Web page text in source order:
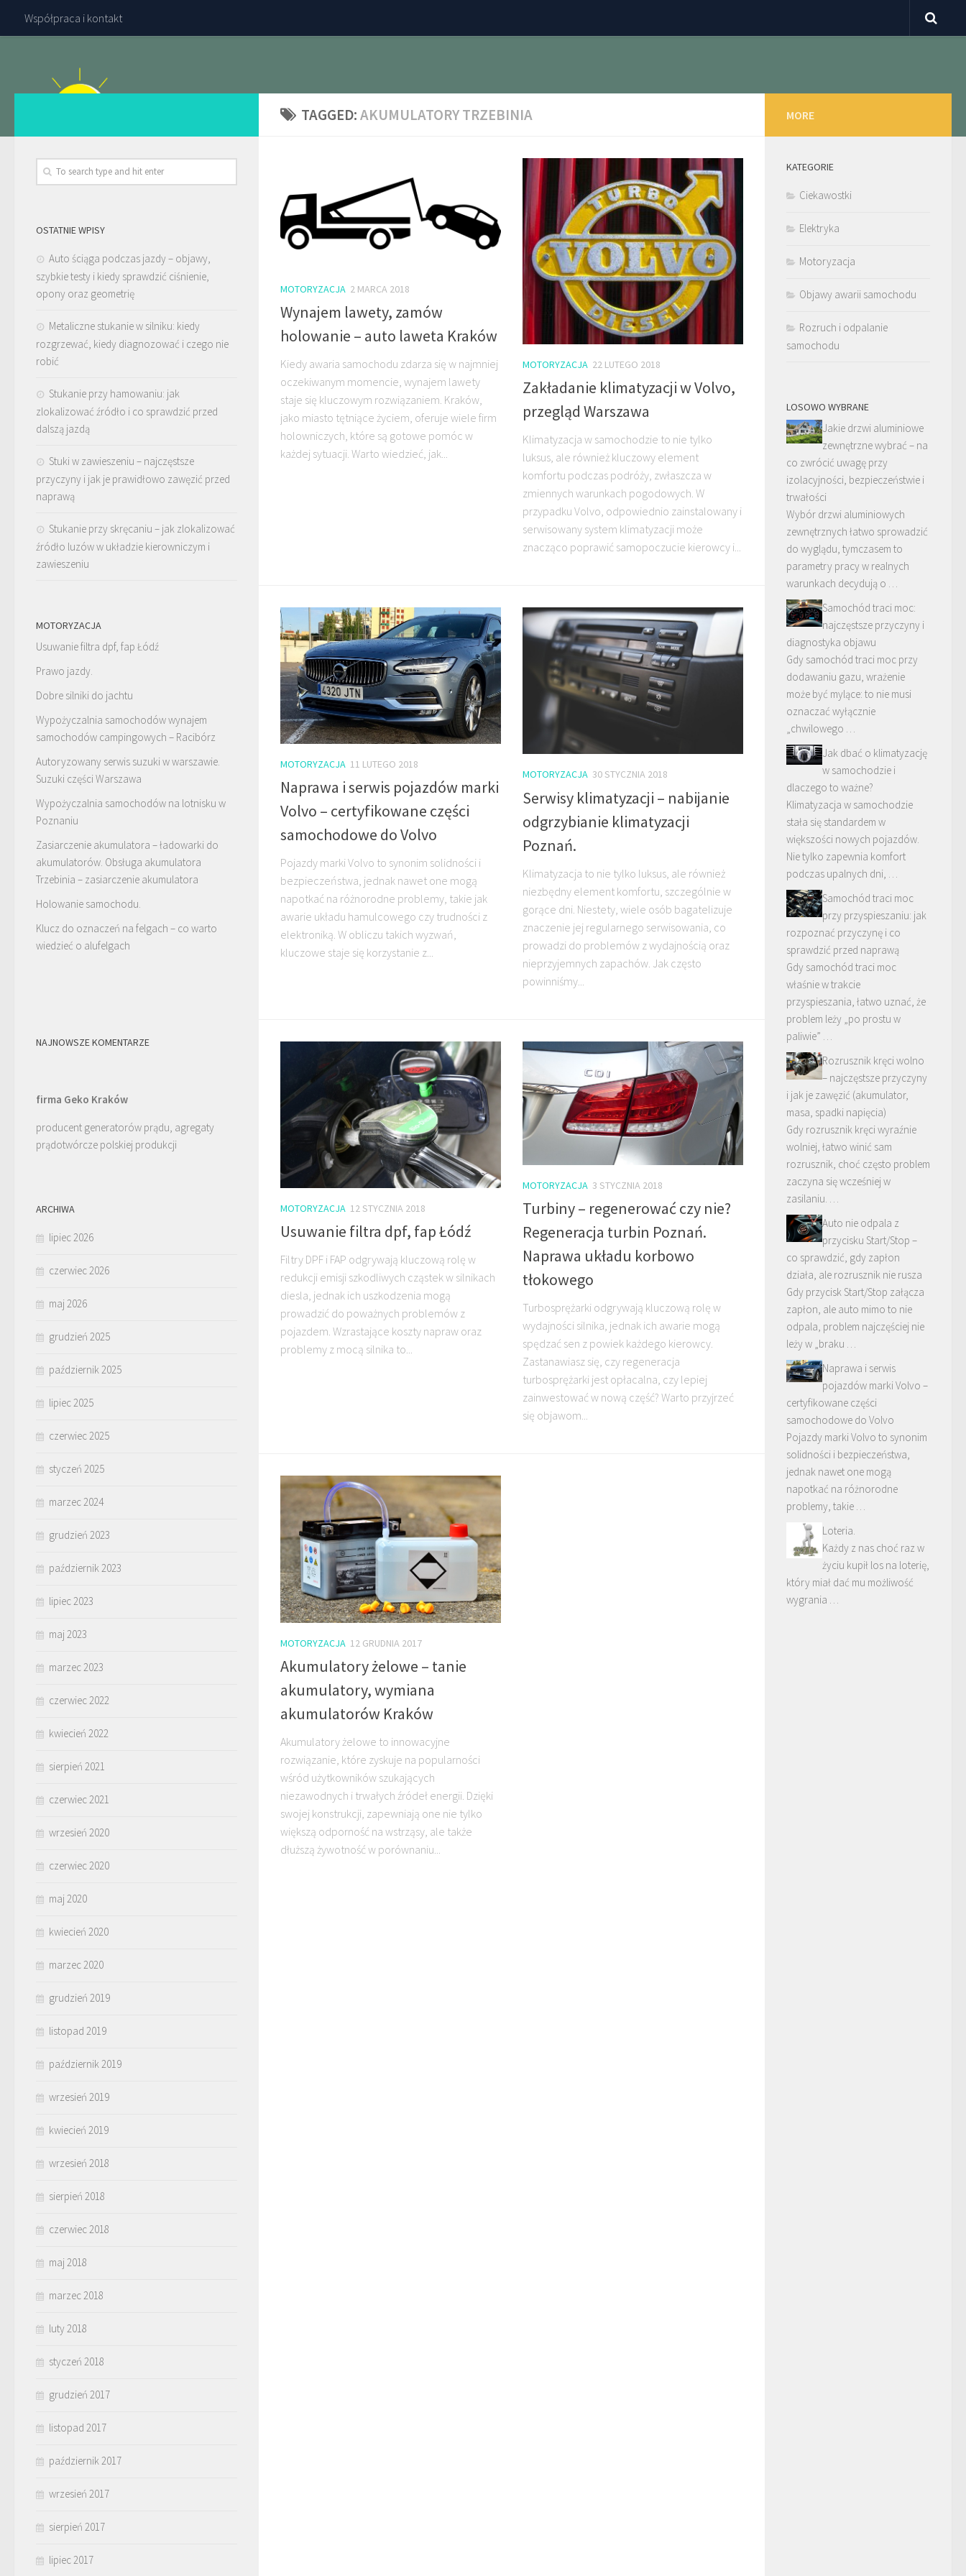
Współpraca i kontakt
TAGGED:AKUMULATORY TRZEBINIA
MOTORYZACJA 2 MARCA 2018
Wynajem lawety, zamów
holowanie – auto laweta Kraków
Kiedy awaria samochodu zdarza się w najmniej
oczekiwanym momencie, wynajem lawety
staje się kluczowym rozwiązaniem. Kraków,
jako miasto tętniące życiem, oferuje wiele firm
holowniczych, które są gotowe pomóc w
każdej sytuacji. Warto wiedzieć, jak...
MOTORYZACJA 22 LUTEGO 2018
Zakładanie klimatyzacji w Volvo,
przegląd Warszawa
Klimatyzacja w samochodzie to nie tylko
luksus, ale również kluczowy element
komfortu podczas podróży, zwłaszcza w
zmiennych warunkach pogodowych. W
przypadku Volvo, odpowiednio zainstalowany i
serwisowany system klimatyzacji może
znacząco poprawić samopoczucie kierowcy i...
MOTORYZACJA 11 LUTEGO 2018
Naprawa i serwis pojazdów marki
Volvo – certyfikowane części
samochodowe do Volvo
Pojazdy marki Volvo to synonim solidności i
bezpieczeństwa, jednak nawet one mogą
napotkać na różnorodne problemy, takie jak
awarie układu hamulcowego czy trudności z
elektroniką. W obliczu takich wyzwań,
kluczowe staje się korzystanie z...
MOTORYZACJA 30 STYCZNIA 2018
Serwisy klimatyzacji – nabijanie
odgrzybianie klimatyzacji
Poznań.
Klimatyzacja to nie tylko luksus, ale również
niezbędny element komfortu, szczególnie w
gorące dni. Niestety, wiele osób bagatelizuje
znaczenie jej regularnego serwisowania, co
prowadzi do problemów z wydajnością oraz
nieprzyjemnych zapachów. Jak często
powinniśmy...
MOTORYZACJA 12 STYCZNIA 2018
Usuwanie filtra dpf, fap Łódź
Filtry DPF i FAP odgrywają kluczową rolę w
redukcji emisji szkodliwych cząstek w silnikach
diesla, jednak ich uszkodzenia mogą
prowadzić do poważnych problemów z
pojazdem. Wzrastające koszty napraw oraz
problemy z mocą silnika to...
MOTORYZACJA 3 STYCZNIA 2018
Turbiny – regenerować czy nie?
Regeneracja turbin Poznań.
Naprawa układu korbowo
tłokowego
Turbosprężarki odgrywają kluczową rolę w
wydajności silnika, jednak ich awarie mogą
spędzać sen z powiek każdego kierowcy.
Zastanawiasz się, czy regeneracja
turbosprężarki jest opłacalna, czy lepiej
zainwestować w nową część? Warto przyjrzeć
się objawom...
MOTORYZACJA 12 GRUDNIA 2017
Akumulatory żelowe – tanie
akumulatory, wymiana
akumulatorów Kraków
Akumulatory żelowe to innowacyjne
rozwiązanie, które zyskuje na popularności
wśród użytkowników szukających
niezawodnych i trwałych źródeł energii. Dzięki
swojej konstrukcji, zapewniają one nie tylko
większą odporność na wstrząsy, ale także
dłuższą żywotność w porównaniu...
OSTATNIE WPISY
Auto ściąga podczas jazdy – objawy,
szybkie testy i kiedy sprawdzić ciśnienie,
opony oraz geometrię
Metaliczne stukanie w silniku: kiedy
rozgrzewać, kiedy diagnozować i czego nie
robić
Stukanie przy hamowaniu: jak
zlokalizować źródło i co sprawdzić przed
dalszą jazdą
Stuki w zawieszeniu – najczęstsze
przyczyny i jak je prawidłowo zawęzić przed
naprawą
Stukanie przy skręcaniu – jak zlokalizować
źródło luzów w układzie kierowniczym i
zawieszeniu
MOTORYZACJA
Usuwanie filtra dpf, fap Łódź
Prawo jazdy.
Dobre silniki do jachtu
Wypożyczalnia samochodów wynajem
samochodów campingowych – Racibórz
Autoryzowany serwis suzuki w warszawie.
Suzuki części Warszawa
Wypożyczalnia samochodów na lotnisku w
Poznaniu
Zasiarczenie akumulatora – ładowarki do
akumulatorów. Obsługa akumulatora
Trzebinia – zasiarczenie akumulatora
Holowanie samochodu.
Klucz do oznaczeń na felgach – co warto
wiedzieć o alufelgach
NAJNOWSZE KOMENTARZE
firma Geko Kraków
producent generatorów prądu, agregaty
prądotwórcze polskiej produkcji
ARCHIWA
lipiec 2026
czerwiec 2026
maj 2026
grudzień 2025
październik 2025
lipiec 2025
czerwiec 2025
styczeń 2025
marzec 2024
grudzień 2023
październik 2023
lipiec 2023
maj 2023
marzec 2023
czerwiec 2022
kwiecień 2022
sierpień 2021
czerwiec 2021
wrzesień 2020
czerwiec 2020
maj 2020
kwiecień 2020
marzec 2020
grudzień 2019
listopad 2019
październik 2019
wrzesień 2019
kwiecień 2019
wrzesień 2018
sierpień 2018
czerwiec 2018
maj 2018
marzec 2018
luty 2018
styczeń 2018
grudzień 2017
listopad 2017
październik 2017
wrzesień 2017
sierpień 2017
lipiec 2017
MORE
KATEGORIE
Ciekawostki
Elektryka
Motoryzacja
Objawy awarii samochodu
Rozruch i odpalanie
samochodu
LOSOWO WYBRANE
Jakie drzwi aluminiowe
zewnętrzne wybrać – na
co zwrócić uwagę przy
izolacyjności, bezpieczeństwie i
trwałości
Wybór drzwi aluminiowych
zewnętrznych łatwo sprowadzić
do wyglądu, tymczasem to
parametry pracy w realnych
warunkach decydują o …
Samochód traci moc:
najczęstsze przyczyny i
diagnostyka objawu
Gdy samochód traci moc przy
dodawaniu gazu, wrażenie
może być mylące: to nie musi
oznaczać wyłącznie
„chwilowego …
Jak dbać o klimatyzację
w samochodzie i
dlaczego to ważne?
Klimatyzacja w samochodzie
stała się standardem w
większości nowych pojazdów.
Nie tylko zapewnia komfort
podczas upalnych dni, …
Samochód traci moc
przy przyspieszaniu: jak
rozpoznać przyczynę i co
sprawdzić przed naprawą
Gdy samochód traci moc
właśnie w trakcie
przyspieszania, łatwo uznać, że
problem leży „po prostu w
paliwie” …
Rozrusznik kręci wolno
– najczęstsze przyczyny
i jak je zawęzić (akumulator,
masa, spadki napięcia)
Gdy rozrusznik kręci wyraźnie
wolniej, łatwo winić sam
rozrusznik, choć często problem
zaczyna się wcześniej w
zasilaniu. …
Auto nie odpala z
przycisku Start/Stop –
co sprawdzić, gdy zapłon
działa, ale rozrusznik nie rusza
Gdy przycisk Start/Stop załącza
zapłon, ale auto mimo to nie
odpala, problem najczęściej nie
leży w „braku …
Naprawa i serwis
pojazdów marki Volvo –
certyfikowane części
samochodowe do Volvo
Pojazdy marki Volvo to synonim
solidności i bezpieczeństwa,
jednak nawet one mogą
napotkać na różnorodne
problemy, takie …
Loteria.
Każdy z nas choć raz w
życiu kupił los na loterię,
który miał dać mu możliwość
wygrania …